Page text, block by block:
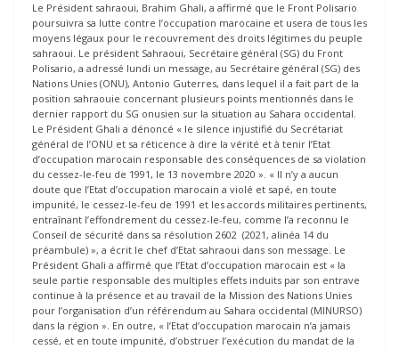
Le Président sahraoui, Brahim Ghali, a affirmé que le Front Polisario
poursuivra sa lutte contre l’occupation marocaine et usera de tous les
moyens légaux pour le recouvrement des droits légitimes du peuple
sahraoui. Le président Sahraoui, Secrétaire général (SG) du Front
Polisario, a adressé lundi un message, au Secrétaire général (SG) des
Nations Unies (ONU), Antonio Guterres, dans lequel il a fait part de la
position sahraouie concernant plusieurs points mentionnés dans le
dernier rapport du SG onusien sur la situation au Sahara occidental.
Le Président Ghali a dénoncé « le silence injustifié du Secrétariat
général de l’ONU et sa réticence à dire la vérité et à tenir l’Etat
d’occupation marocain responsable des conséquences de sa violation
du cessez-le-feu de 1991, le 13 novembre 2020 ». « Il n’y a aucun
doute que l’Etat d’occupation marocain a violé et sapé, en toute
impunité, le cessez-le-feu de 1991 et les accords militaires pertinents,
entraînant l’effondrement du cessez-le-feu, comme l’a reconnu le
Conseil de sécurité dans sa résolution 2602 (2021, alinéa 14 du
préambule) », a écrit le chef d’Etat sahraoui dans son message. Le
Président Ghali a affirmé que l’Etat d’occupation marocain est « la
seule partie responsable des multiples effets induits par son entrave
continue à la présence et au travail de la Mission des Nations Unies
pour l’organisation d’un référendum au Sahara occidental (MINURSO)
dans la région ». En outre, « l’Etat d’occupation marocain n’a jamais
cessé, et en toute impunité, d’obstruer l’exécution du mandat de la